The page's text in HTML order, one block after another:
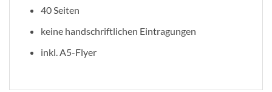
40 Seiten
keine handschriftlichen Eintragungen
inkl. A5-Flyer